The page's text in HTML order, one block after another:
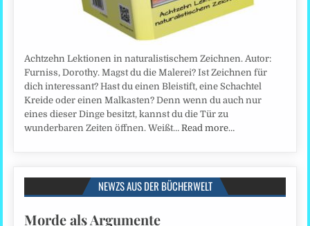
Achtzehn Lektionen in naturalistischem Zeichnen. Autor:
Furniss, Dorothy. Magst du die Malerei? Ist Zeichnen für
dich interessant? Hast du einen Bleistift, eine Schachtel
Kreide oder einen Malkasten? Denn wenn du auch nur
eines dieser Dinge besitzt, kannst du die Tür zu
wunderbaren Zeiten öffnen. Weißt…Read more…
NEWZS AUS DER BÜCHERWELT
Morde als Argumente